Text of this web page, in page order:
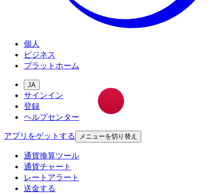
個人
ビジネス
プラットホーム
JA
サインイン
登録
ヘルプセンター
アプリをゲットする
メニューを切り替え
通貨換算ツール
通貨チャート
レートアラート
送金する